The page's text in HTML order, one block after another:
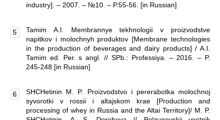
industry]. – 2007. – №10. – P.55-56. [in Russian]
Tamim A.I. Membrannye tekhnologii v proizvodstve
napitkov i molochnyh produktov [Membrane technologies
in the production of beverages and dairy products] / A.I.
Tamim ed. Per. s angl. // SPb.: Professiya. – 2016. – P.
245-248.[in Russian]
SHCHetinin M. P. Proizvodstvo i pererabotka molochnoj
syvorotki v rossii i altajskom krae [Production and
processing of whey in Russia and the Altai Territory]/ M. P.